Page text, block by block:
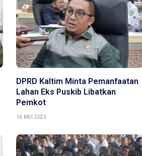
DPRD Kaltim Minta Pemanfaatan
Lahan Eks Puskib Libatkan
Pemkot
16 MEI 2025